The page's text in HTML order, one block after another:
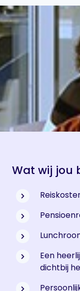
Wat wij jou
Een
dichtbij